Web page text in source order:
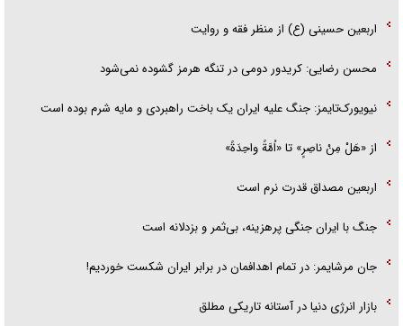
اربعین حسینی (ع) از منظر فقه و روایت
محسن رضایی: کریدور دومی در تنگه هرمز گشوده نمی‌شود
نیویورک‌تایمز: جنگ علیه ایران یک باخت راهبردی و مایه شرم بوده است
از «هَلْ مِنْ ناصِرٍ» تا «اُمَّةً واحِدَةً»
اربعین مصداق قدرت نرم است
جنگ با ایران جنگی پرهزینه، بی‌ثمر و بزدلانه است
جان مرشایمر: در تمام اهدافمان در برابر ایران شکست خوردیم!
بازار انرژی دنیا در آستانه تاریکی مطلق